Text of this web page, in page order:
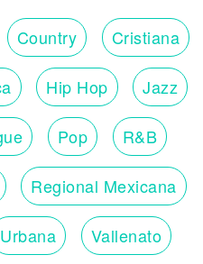
Country Cristiana
Hip Hop Jazz
Pop R&B
Regional Mexicana
Urbana Vallenato